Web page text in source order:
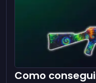
Como